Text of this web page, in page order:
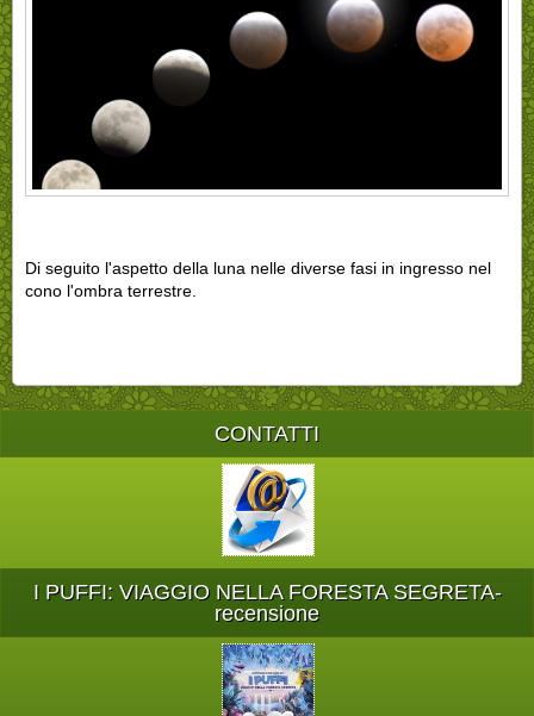
Di seguito l'aspetto della luna nelle diverse fasi in ingresso nel
cono l'ombra terrestre.
CONTATTI
I PUFFI: VIAGGIO NELLA FORESTA SEGRETA-
recensione